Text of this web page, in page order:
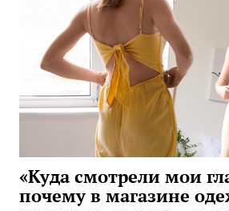
«Куда смотрели мои
почему в магазине